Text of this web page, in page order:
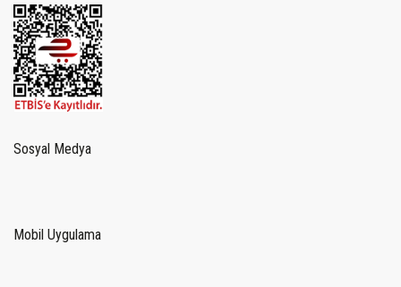
Sosyal Medya
Mobil Uygulama